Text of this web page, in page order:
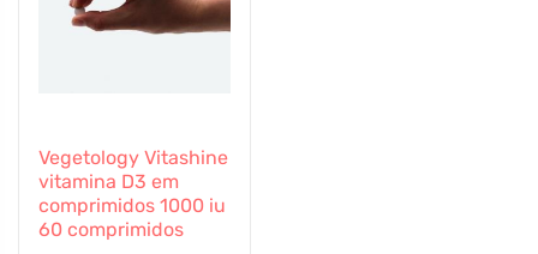
Vegetology Vitashine
vitamina D3 em
comprimidos 1000 iu
60 comprimidos